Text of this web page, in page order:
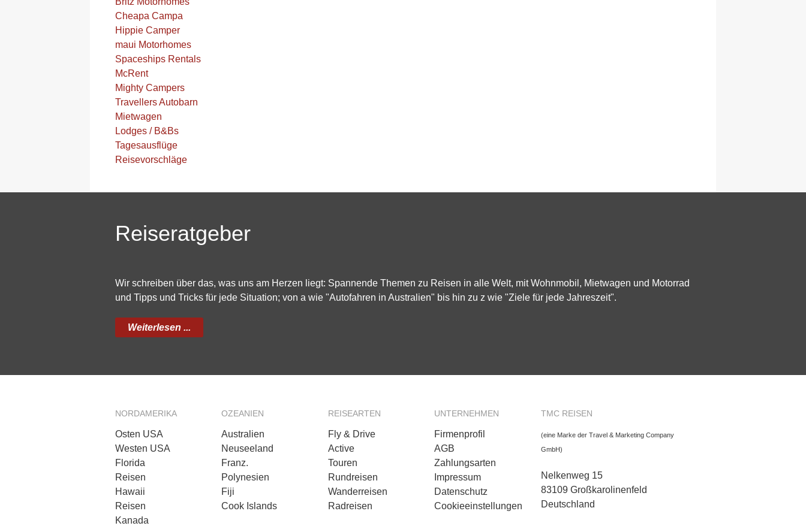
Cheapa Campa
Hippie Camper
maui Motorhomes
Spaceships Rentals
McRent
Mighty Campers
Travellers Autobarn
Mietwagen
Lodges / B&Bs
Tagesausflüge
Reisevorschläge
Reiseratgeber
Wir schreiben über das, was uns am Herzen liegt: Spannende Themen zu Reisen in alle Welt, mit Wohnmobil, Mietwagen und Motorrad
und Tipps und Tricks für jede Situation; von a wie "Autofahren in Australien" bis hin zu z wie "Ziele für jede Jahreszeit".
Weiterlesen ...
NORDAMERIKA
Osten USA
Westen USA
Florida
Reisen
Hawaii
Reisen
Kanada
OZEANIEN
Australien
Neuseeland
Franz.
Polynesien
Fiji
Cook Islands
REISEARTEN
Fly & Drive
Active
Touren
Rundreisen
Wanderreisen
Radreisen
UNTERNEHMEN
Firmenprofil
AGB
Zahlungsarten
Impressum
Datenschutz
Cookieeinstellungen
TMC REISEN
(eine Marke der Travel & Marketing Company
GmbH)
Nelkenweg 15
83109 Großkarolinenfeld
Deutschland